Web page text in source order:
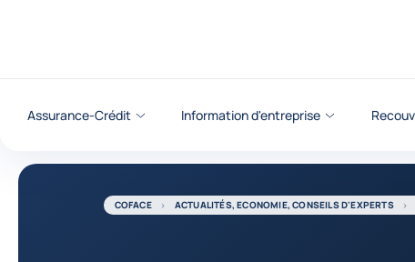
Assurance-Crédit Information d'entreprise
COFACE ACTUALITÉS, ECONOMIE, CONSEILS D'EXPERTS